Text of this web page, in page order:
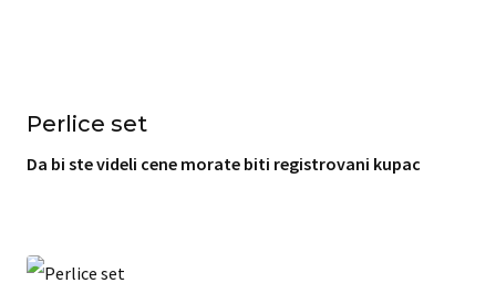
Perlice set
Da bi ste videli cene morate biti registrovani kupac